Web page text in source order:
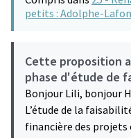
petits : Adolphe-
Cette proposition
phase d'étude de
Bonjour Lili, bonjour
L’étude de la
financière des projets